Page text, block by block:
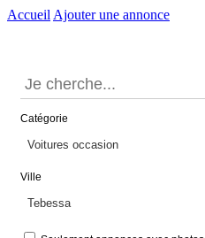
Accueil Ajouter une annonce
Catégorie
Ville